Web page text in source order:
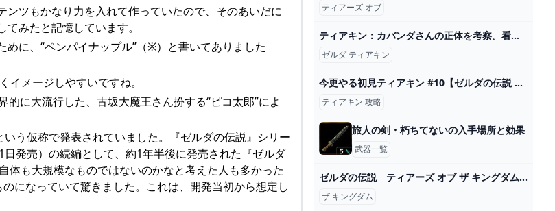
ツもかなり力を入れて作っていたので、そのあいだに
みたと記憶しています。
に、“ペンパイナップル”（※）と書いてありました
メージしやすいですね。
に大流行した、古坂大魔王さん扮する“ピコ太郎”によ
う仮称で発表されていました。『ゼルダの伝説』シリー
発売）の続編として、約1年半後に発売された『ゼルダ
も大規模なものではないのかなと考えた人も多かった
になっていて驚きました。これは、開発当初から想定し
ティアーズ オブ
ティアキン：カバンダさんの正体を考察。看板の場所（全81カ所）もマップで解説【ゼルダ ティアーズ オブ ザ キングダム日記＃67】 - 電撃オンライン
ゼルダ ティアキン
今更やる初見ティアキン #10【ゼルダの伝説 ティアーズ オブ ザ キングダム】 - YouTube
ティアキン 攻略
旅人の剣・朽ちてないの入手場所と効果
武器一覧
ゼルダの伝説 ティアーズ オブ ザ キングダム ザ・コンプリートガイド 書籍情報 ファミ通と電撃の攻略本
ザ キングダム